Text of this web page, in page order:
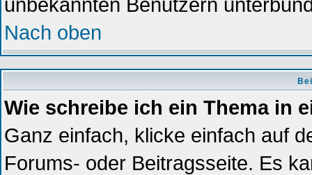
Nach oben
Wie schreibe ich ein Thema in
Ganz einfach, klicke einfach auf
Forums- oder Beitragsseite. Es